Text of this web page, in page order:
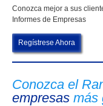
Conozca mejor a sus
Informes de Empresas
Regístrese Ahora
Conozca el
empresas más